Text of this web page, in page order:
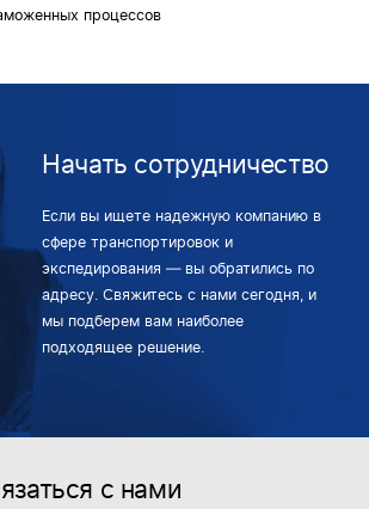
процессов
Начать сотрудничество
Если вы ищете надежную компанию в
сфере транспортировок и
экспедирования — вы обратились по
адресу. Свяжитесь с нами сегодня, и
мы подберем вам наиболее
подходящее решение.
с нами